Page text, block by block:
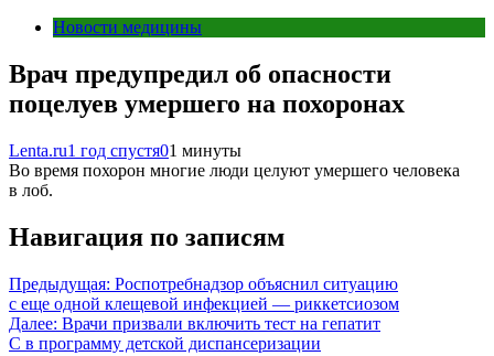
Новости медицины
Врач предупредил об опасности
поцелуев умершего на похоронах
Lenta.ru1 год спустя01 минуты
Во время похорон многие люди целуют умершего человека
в лоб.
Навигация по записям
Предыдущая: Роспотребнадзор объяснил ситуацию
с еще одной клещевой инфекцией — риккетсиозом
Далее: Врачи призвали включить тест на гепатит
С в программу детской диспансеризации